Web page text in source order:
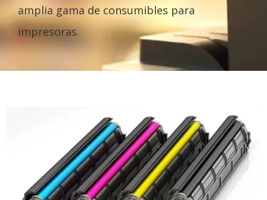
amplia gama de consumibles para
impresoras.